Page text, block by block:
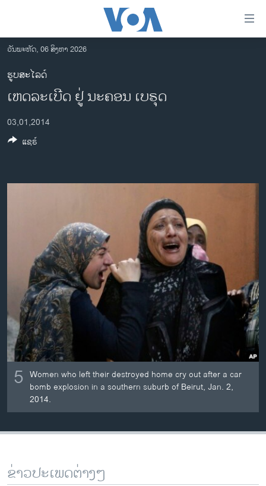
ເຂົ້າ
ຫາ
ຂ້າມ
ຂ້າມ
ໄປ
ຫາ
ລາວ
ອາເມຣິກາ
ການເລືອກຕັ້ງ ປະທານາທີບໍດີ ສະຫະລັດ 2024
ຂ່າວ​ຈີນ
ຊີວິດຊາວລາວ
ຊຸມຊົນຊາວລາວ
ວິທະຍາສາດ-ເທັກໂນໂລຈີ
ທຸລະກິດ
ພາສາອັງກິດ
ວີດີໂອ
ສຽງ
ລາຍການກະຈາຍສຽງ
ລາຍງານ
ຕິດຕາມພວກເຮົາ ທີ່
ວັນພະຫັດ, 06 ສິງຫາ 2026
ຮູບສະໄລດ໌
ເຫດລະເບີດ ຢູ່ ນະຄອນ ເບຣຸດ
03,01,2014
5 Women who left their destroyed home cry out after a car
bomb explosion in a southern suburb of Beirut, Jan. 2,
2014.
ແຊຣ໌
ຂ່າວປະເພດຕ່າງໆ